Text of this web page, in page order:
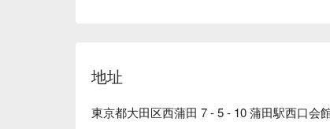
餐前沙拉：本店提供的餐前沙拉可免费续盘
陶杯装啤酒：啤酒以陶瓷杯提供，用严选的
地址
東京都大田区西蒲田 7 - 5 - 10 蒲田駅西口会